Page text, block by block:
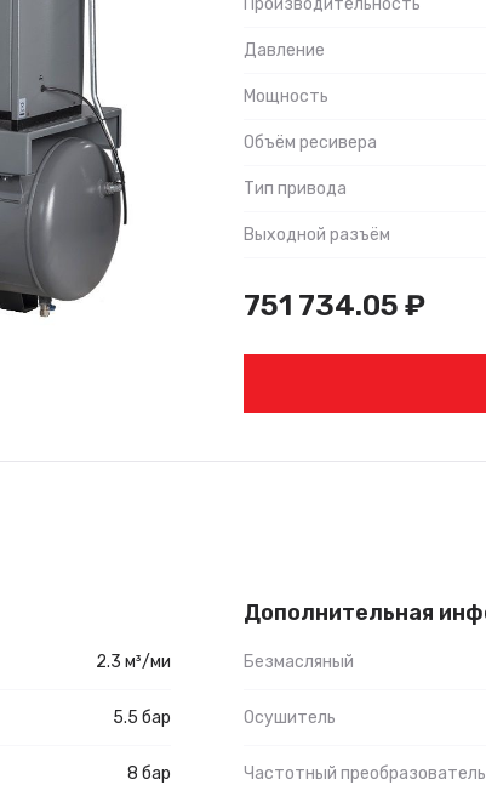
Производительность
Давление
Мощность
Объём ресивера
Тип привода
Выходной разъём
751 734.05 ₽
2.3 м³/ми
5.5 бар
8 бар
Дополнительная
Безмасляный
Осушитель
Частотный преобразователь